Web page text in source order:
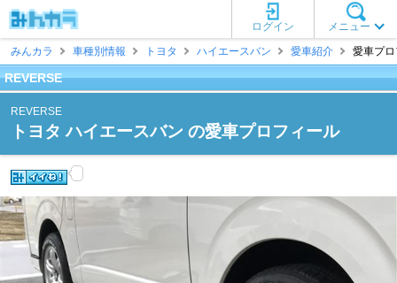
メニュー
ログイン
みんカラ
車種別情報 トヨタ ハイエースバン 愛車紹介 愛車プ
REVERSE
REVERSE
トヨタ ハイエースバン の愛車プロフィール